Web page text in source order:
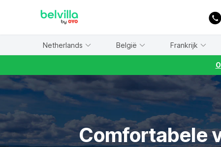
Netherlands België Frankrijk
Comfortabele